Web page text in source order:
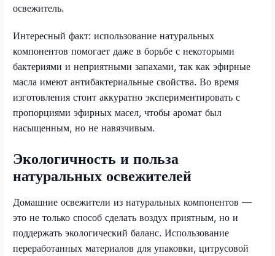
освежитель.
Интересный факт: использование натуральных
компонентов помогает даже в борьбе с некоторыми
бактериями и неприятными запахами, так как эфирные
масла имеют антибактериальные свойства. Во время
изготовления стоит аккуратно экспериментировать с
пропорциями эфирных масел, чтобы аромат был
насыщенным, но не навязчивым.
Экологичность и польза
натуральных освежителей
Домашние освежители из натуральных компонентов —
это не только способ сделать воздух приятным, но и
поддержать экологический баланс. Использование
переработанных материалов для упаковки, цитрусовой